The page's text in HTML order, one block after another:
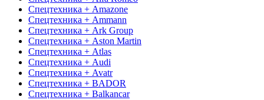
Спецтехника + Amazone
Спецтехника + Ammann
Спецтехника + Ark Group
Спецтехника + Aston Martin
Спецтехника + Atlas
Спецтехника + Audi
Спецтехника + Avatr
Спецтехника + BADOR
Спецтехника + Balkancar